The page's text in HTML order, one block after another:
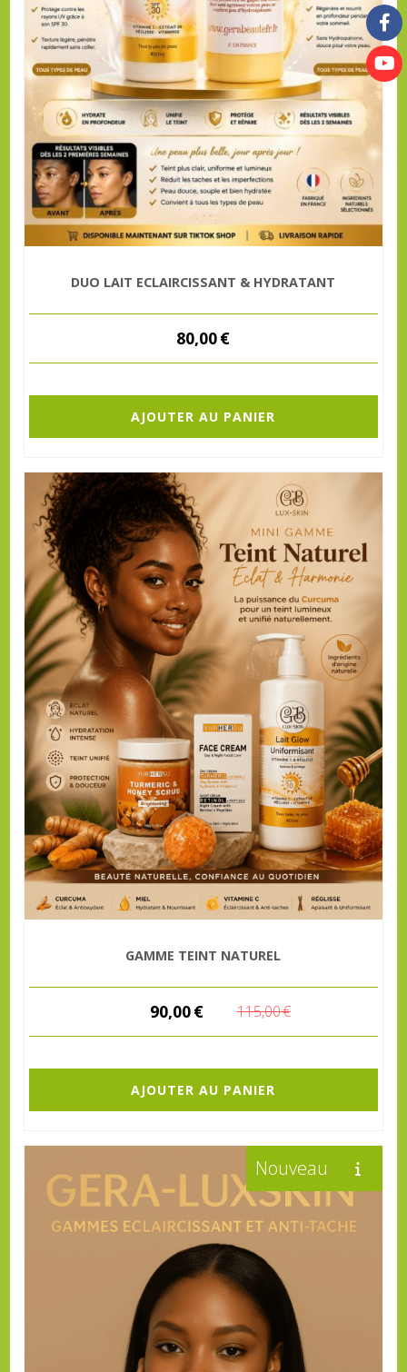
DUO LAIT ECLAIRCISSANT & HYDRATANT
80,00€
AJOUTER AU PANIER
GAMME TEINT NATUREL
90,00€ 115,00€
AJOUTER AU PANIER